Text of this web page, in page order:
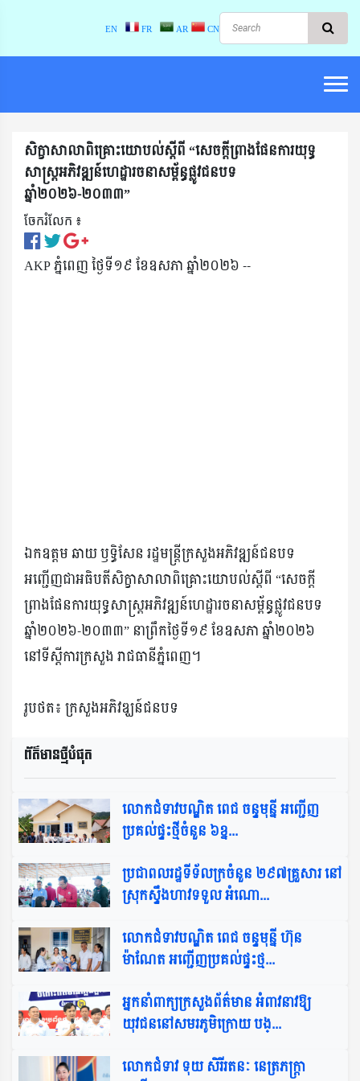
EN FR AR CN
សិក្ខាសាលាពិគ្រោះយោបល់ស្តីពី “សេចក្តីព្រាងផែនការយុទ្ធ
សាស្រ្តអភិវឌ្ឍន៍ហេដ្ឋារចនាសម្ព័ន្ធផ្លូវជនបទ
ឆ្នាំ២០២៦-២០៣៣”
ចែករំលែក ៖​
AKP ភ្នំពេញ ថ្ងៃទី១៩ ខែឧសភា ឆ្នាំ២០២៦ --
ឯកឧត្ដម ឆាយ ឫទ្ធិសែន រដ្ឋមន្រ្ដីក្រសួងអភិវឌ្ឍន៍ជនបទ
អញ្ជើញជាអធិបតីសិក្ខាសាលាពិគ្រោះយោបល់ស្តីពី “សេចក្តី
ព្រាងផែនការយុទ្ធសាស្រ្តអភិវឌ្ឍន៍ហេដ្ឋារចនាសម្ព័ន្ធផ្លូវជនបទ
ឆ្នាំ២០២៦-២០៣៣” នាព្រឹកថ្ងៃទី១៩ ខែឧសភា ឆ្នាំ២០២៦
នៅទីស្ដីការក្រសួង រាជធានីភ្នំពេញ។
រូបថត៖ ក្រសួងអភិវឌ្ឃន៍ជនបទ
ព័ត៌មានថ្មីបំផុត​
លោកជំទាវបណ្ឌិត ពេជ ចន្ទមុន្នី អញ្ជើញ
ប្រគល់ផ្ទះថ្មីចំនួន ៦ខ្ន...
ប្រជាពលរដ្ឋទីទ័លក្រចំនួន ២៩៧គ្រួសារ នៅ
ស្រុកស្ទឹងហាវទទួល អំណោ...
លោកជំទាវបណ្ឌិត ពេជ ចន្ទមុន្នី ហ៊ុន
ម៉ាណែត អញ្ជើញប្រគល់ផ្ទះថ្ម...
អ្នកនាំពាក្យក្រសួងព័ត៌មាន អំពាវនាវឱ្យ
យុវជននៅសមរភូមិក្រោយ បង្...
លោកជំទាវ ទុយ សិរីរតនៈ នេត្រភក្ត្រា